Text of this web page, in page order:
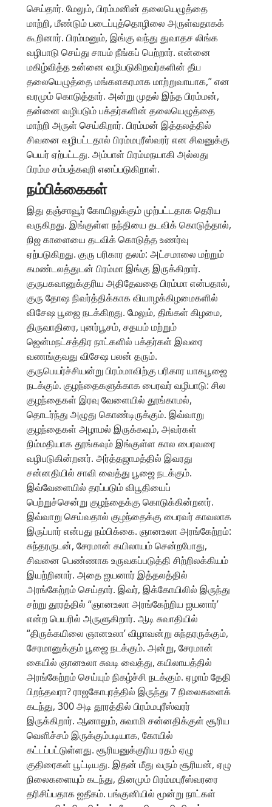
செய்தார். மேலும், பிரம்மனின் தலையெழுத்தை
மாற்றி, மீண்டும் படைப்புத்தொழிலை அருள்வதாகக்
கூறினார். பிரம்மனும், இங்கு வந்து துவாதச லிங்க
வழிபாடு செய்து சாபம் நீங்கப் பெற்றார். என்னை
மகிழ்வித்த உன்னை வழிபடுகிறவர்களின் தீய
தலையெழுத்தை மங்களகரமாக மாற்றுவாயாக,” என
வரமும் கொடுத்தார். அன்று முதல் இந்த பிரம்மன்,
தன்னை வழிபடும் பக்தர்களின் தலையெழுத்தை
மாற்றி அருள் செய்கிறார். பிரம்மன் இத்தலத்தில்
சிவனை வழிபட்டதால் பிரம்மபுரீஸ்வரர் என சிவனுக்கு
பெயர் ஏற்பட்டது. அம்பாள் பிரம்மநயாகி அல்லது
பிரம்ம சம்பத்கவுரி எனப்படுகிறாள்.
நம்பிக்கைகள்
இது தஞ்சாவூர் கோயிலுக்கும் முற்பட்டதாக தெரிய
வருகிறது. இங்குள்ள நந்தியை தடவிக் கொடுத்தால்,
நிஜ காளையை தடவிக் கொடுத்த உணர்வு
ஏற்படுகிறது. குரு பரிகார தலம்: அட்சமாலை மற்றும்
கமண்டலத்துடன் பிரம்மா இங்கு இருக்கிறார்.
குருபகவானுக்குரிய அதிதேவதை பிரம்மா என்பதால்,
குரு தோஷ நிவர்த்திக்காக வியாழக்கிழமைகளில்
விசேஷ பூஜை நடக்கிறது. மேலும், திங்கள் கிழமை,
திருவாதிரை, புனர்பூசம், சதயம் மற்றும்
ஜென்மநட்சத்திர நாட்களில் பக்தர்கள் இவரை
வணங்குவது விசேஷ பலன் தரும்.
குருபெயர்ச்சியன்று பிரம்மாவிற்கு பரிகார யாகபூஜை
நடக்கும். குழந்தைகளுக்காக பைரவர் வழிபாடு: சில
குழந்தைகள் இரவு வேளையில் தூங்காமல்,
தொடர்ந்து அழுது கொண்டிருக்கும். இவ்வாறு
குழந்தைகள் அழாமல் இருக்கவும், அவர்கள்
நிம்மதியாக தூங்கவும் இங்குள்ள கால பைரவரை
வழிபடுகின்றனர். அர்த்தஜாமத்தில் இவரது
சன்னதியில் சாவி வைத்து பூஜை நடக்கும்.
இவ்வேளையில் தரப்படும் விபூதியைப்
பெற்றுச்சென்று குழந்தைக்கு கொடுக்கின்றனர்.
இவ்வாறு செய்வதால் குழந்தைக்கு பைரவர் காவலாக
இருப்பார் என்பது நம்பிக்கை. ஞானஉலா அரங்கேற்றம்:
சுந்தரருடன், சேரமான் கயிலாயம் சென்றபோது,
சிவனை பெண்ணாக உருவகப்படுத்தி சிற்றிலக்கியம்
இயற்றினார். அதை ஐயனார் இத்தலத்தில்
அரங்கேற்றம் செய்தார். இவர், இக்கோயிலில் இருந்து
சற்று தூரத்தில் “ஞானஉலா அரங்கேற்றிய ஐயனார்’
என்ற பெயரில் அருளுகிறார். ஆடி சுவாதியில்
“திருக்கயிலை ஞானஉலா’ விழாவன்று சுந்தரருக்கும்,
சேரமானுக்கும் பூஜை நடக்கும். அன்று, சேரமான்
கையில் ஞானஉலா சுவடி வைத்து, கயிலாயத்தில்
அரங்கேற்றம் செய்யும் நிகழ்ச்சி நடக்கும். ஏழாம் தேதி
பிறந்தவரா? ராஜகோபுரத்தில் இருந்து 7 நிலைகளைக்
கடந்து, 300 அடி தூரத்தில் பிரம்மபுரீஸ்வரர்
இருக்கிறார். ஆனாலும், சுவாமி சன்னதிக்குள் சூரிய
வெளிச்சம் இருக்கும்படியாக, கோயில்
கட்டப்பட்டுள்ளது. சூரியனுக்குரிய ரதம் ஏழு
குதிரைகள் பூட்டியது. இதன் மீது வரும் சூரியன், ஏழு
நிலைகளையும் கடந்து, தினமும் பிரம்மபுரீஸ்வரரை
தரிசிப்பதாக ஐதீகம். பங்குனியில் மூன்று நாட்கள்